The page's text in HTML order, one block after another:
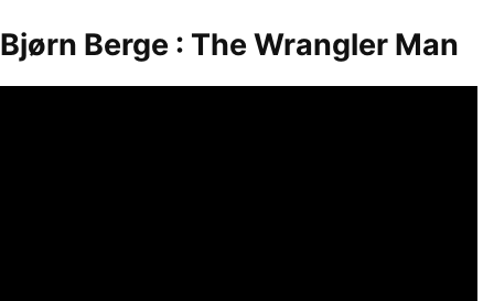
Bjørn Berge : The Wrangler Man